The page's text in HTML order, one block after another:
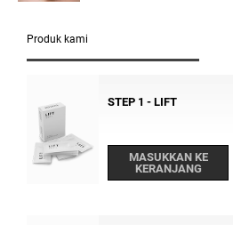
Produk kami
STEP 1 - LIFT
MASUKKAN KE
KERANJANG